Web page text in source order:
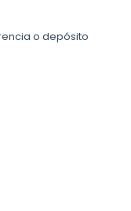
o depósito